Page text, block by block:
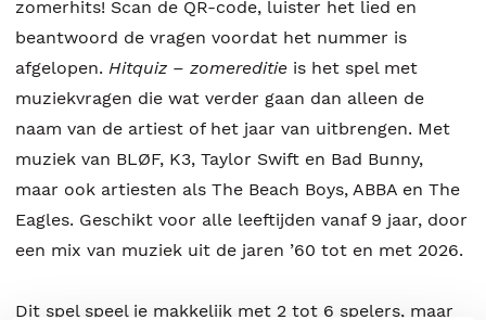
zomerhits! Scan de QR-code, luister het lied en
beantwoord de vragen voordat het nummer is
afgelopen. Hitquiz – zomereditie is het spel met
muziekvragen die wat verder gaan dan alleen de
naam van de artiest of het jaar van uitbrengen. Met
muziek van BLØF, K3, Taylor Swift en Bad Bunny,
maar ook artiesten als The Beach Boys, ABBA en The
Eagles. Geschikt voor alle leeftijden vanaf 9 jaar, door
een mix van muziek uit de jaren ’60 tot en met 2026.
Dit spel speel je makkelijk met 2 tot 6 spelers, maar